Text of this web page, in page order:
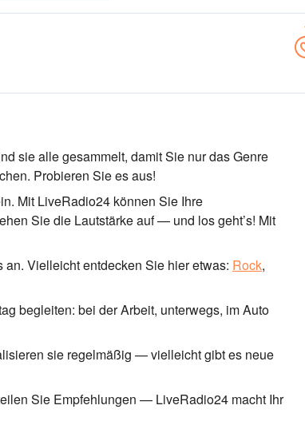
sie alle gesammelt, damit Sie nur das Genre
Probieren Sie es aus!
Mit LiveRadio24 können Sie Ihre
Sie die Lautstärke auf — und los geht’s! Mit
Vielleicht entdecken Sie hier etwas: Rock,
begleiten: bei der Arbeit, unterwegs, im Auto
sie regelmäßig — vielleicht gibt es neue
Sie Empfehlungen — LiveRadio24 macht Ihr